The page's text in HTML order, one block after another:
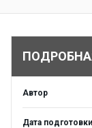
Автор
Дата